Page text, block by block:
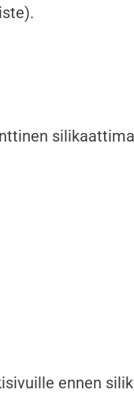
ennen